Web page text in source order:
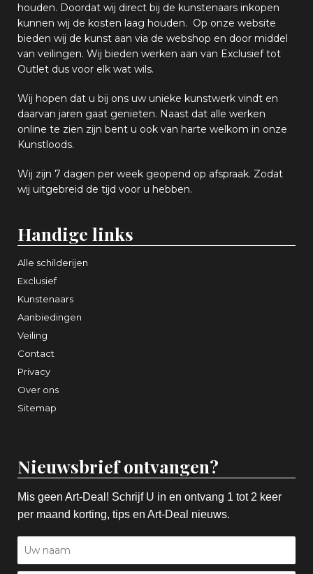
houden. Doordat wij direct bij de kunstenaars inkopen
kunnen wij de kosten laag houden. Op onze website
bieden wij de kunst aan via de webshop en door middel
van veilingen. Wij bieden werken aan van Exclusief tot
Outlet dus voor elk wat wils.
Wij hopen dat u bij ons uw unieke kunstwerk vindt en
daarvan jaren gaat genieten. Naast dat alle werken
online te zien zijn bent u ook van harte welkom in onze
Kunstloods.
Wij zijn 7 dagen per week geopend op afspraak. Zodat
wij uitgebreid de tijd voor u hebben.
Handige links
Alle schilderijen
Exclusief
Kunstenaars
Aanbiedingen
Veiling
Contact
Privacy
Over ons
Sitemap
Nieuwsbrief ontvangen?
Mis geen Art-Deal! Schrijf U in en ontvang 1 tot 2 keer
per maand korting, tips en Art-Deal nieuws.